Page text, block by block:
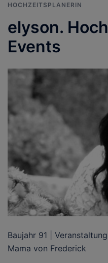
HOCHZEITSPLANERIN
elyson.
Events
Baujahr 91 |
Mama von Frederick